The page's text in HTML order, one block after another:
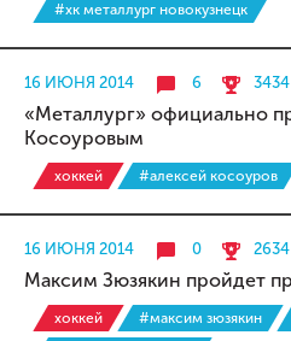
#хк металлург новокузнецк
16 ИЮНЯ 2014 6 3434
«Металлург» официально
Косоуровым
хоккей #алексей косоуров
16 ИЮНЯ 2014 0 2634
Максим Зюзякин пройдет
хоккей #максим зюзякин